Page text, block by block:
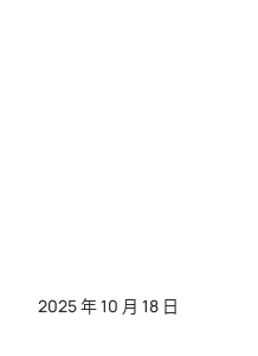
2025 年 10 月 18 日